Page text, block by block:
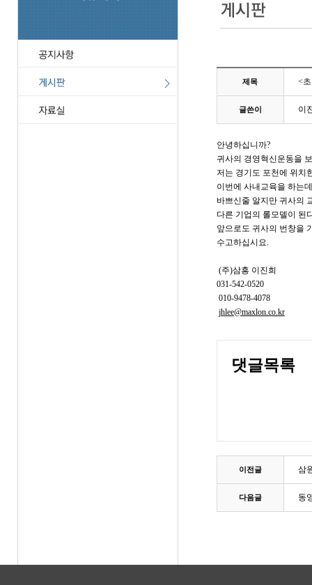
제목 <
글쓴이 이
안녕하십니까?
귀사의 경영혁신운동을
저는 경기도 포천에 위치
이번에 사내교육을 하는
바쁘신줄 알지만 귀사의
다른 기업의 롤모델이 된
앞으로도 귀사의 번창을
수고하십시요.
(주)삼흥 이진희
031-542-0520
010-9478-4078
jhlee@maxlon.co.kr
댓글목록
이전글 삼
다음글 동